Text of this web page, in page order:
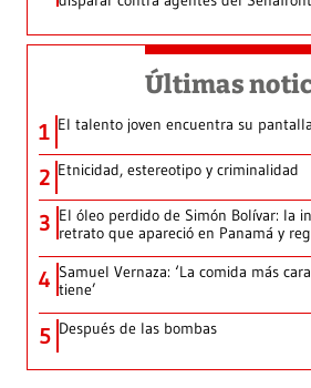
Últimas
1 El talento joven encuentra su pantalla​
2 Etnicidad, estereotipo y criminalidad
3 El óleo perdido de Simón Bolívar: la
retrato que apareció en Panamá y
4 Samuel Vernaza: ‘La comida más
tiene’
5 Después de las bombas